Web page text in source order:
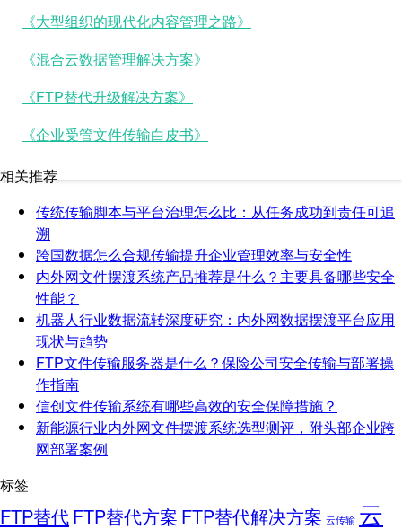
《大型组织的现代化内容管理之路》
《混合云数据管理解决方案》
《FTP替代升级解决方案》
《企业受管文件传输白皮书》
相关推荐
传统传输脚本与平台治理怎么比：从任务成功到责任可追
溯
跨国数据怎么合规传输提升企业管理效率与安全性
内外网文件摆渡系统产品推荐是什么？主要具备哪些安全
性能？
机器人行业数据流转深度研究：内外网数据摆渡平台应用
现状与趋势
FTP文件传输服务器是什么？保险公司安全传输与部署操
作指南
信创文件传输系统有哪些高效的安全保障措施？
新能源行业内外网文件摆渡系统选型测评，附头部企业跨
网部署案例
标签
FTP替代FTP替代方案 FTP替代解决方案 云传输 云